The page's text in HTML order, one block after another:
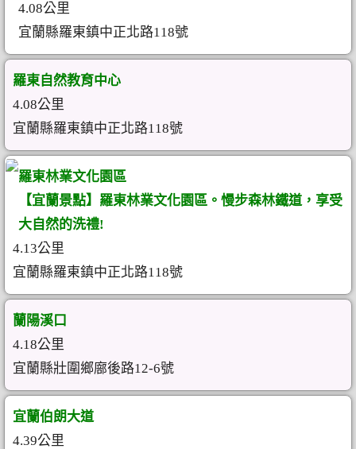
4.08公里
宜蘭縣羅東鎮中正北路118號
羅東自然教育中心
4.08公里
宜蘭縣羅東鎮中正北路118號
羅東林業文化園區
【宜蘭景點】羅東林業文化園區。慢步森林鐵道，享受
大自然的洗禮!
4.13公里
宜蘭縣羅東鎮中正北路118號
蘭陽溪口
4.18公里
宜蘭縣壯圍鄉廍後路12-6號
宜蘭伯朗大道
4.39公里